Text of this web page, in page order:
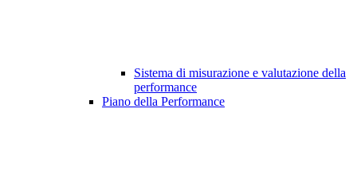
Sistema di misurazione e valutazione della
performance
Piano della Performance